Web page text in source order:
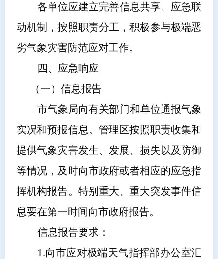
各单位应建立完善信息共享、应急联
动机制，按照职责分工，积极参与极端恶
劣气象灾害防范应对工作。
四、应急响应
（一）信息报告
市气象局向有关部门和单位通报气象
实况和预报信息。 管理区按照职责收集和
提供气象灾害发生、发展、损失以及防御
等情况，及时向市政府或者相应的应急指
挥机构报告。特别重大、重大突发事件信
息要在第一时间向市政府报告。
信息报告要求：
1.向市应对极端天气指挥部办公室汇